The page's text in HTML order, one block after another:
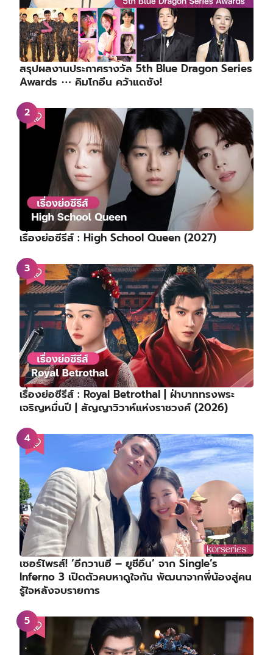
สรุปผลงานประกาศรางวัล 5th Blue Dragon Series
Awards ⋯ คิมโกอึน คว้าแดซัง!
เรื่องย่อซีรีส์ : High School Queen (2027)
เรื่องย่อซีรีส์ : Royal Betrothal | ฝ่าบาททรงพระ
เจริญหมื่นปี | สัญญาวิวาห์แห่งราชวงศ์ (2026)
เซอร์ไพรส์! ‘อีกวานฮี – ยูชีอึน’ จาก Single’s
Inferno 3 เปิดตัวคบหาดูใจกัน พัฒนาจากพี่น้องสู่คน
รู้ใจหลังจบรายการ